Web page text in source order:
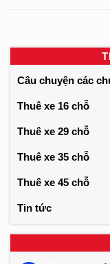
Câu chuyện các
Thuê xe 16 chỗ
Thuê xe 29 chỗ
Thuê xe 35 chỗ
Thuê xe 45 chỗ
Tin tức